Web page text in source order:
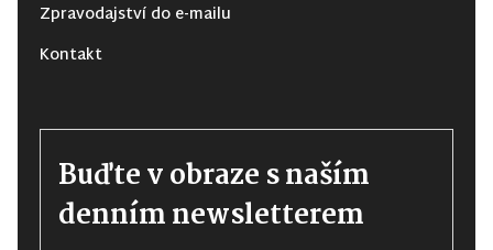
Zpravodajství do e-mailu
Kontakt
Buďte v obraze s naším
denním newsletterem